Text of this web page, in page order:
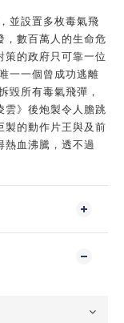
並設置多枚毒氣飛
，數百萬人的生命危
的政府只可靠一位
一一個曾成功逃離
毀所有毒氣飛彈，
雲》後炮製令人膽跳
製的動作片王與及前
熱血沸騰，透不過